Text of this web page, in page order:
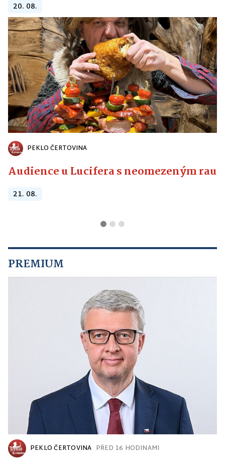
20. 08.
PEKLO ČERTOVINA
Audience u Lucifera s neomezeným
21. 08.
PREMIUM
PEKLO ČERTOVINA PŘED 16 HODINAMI